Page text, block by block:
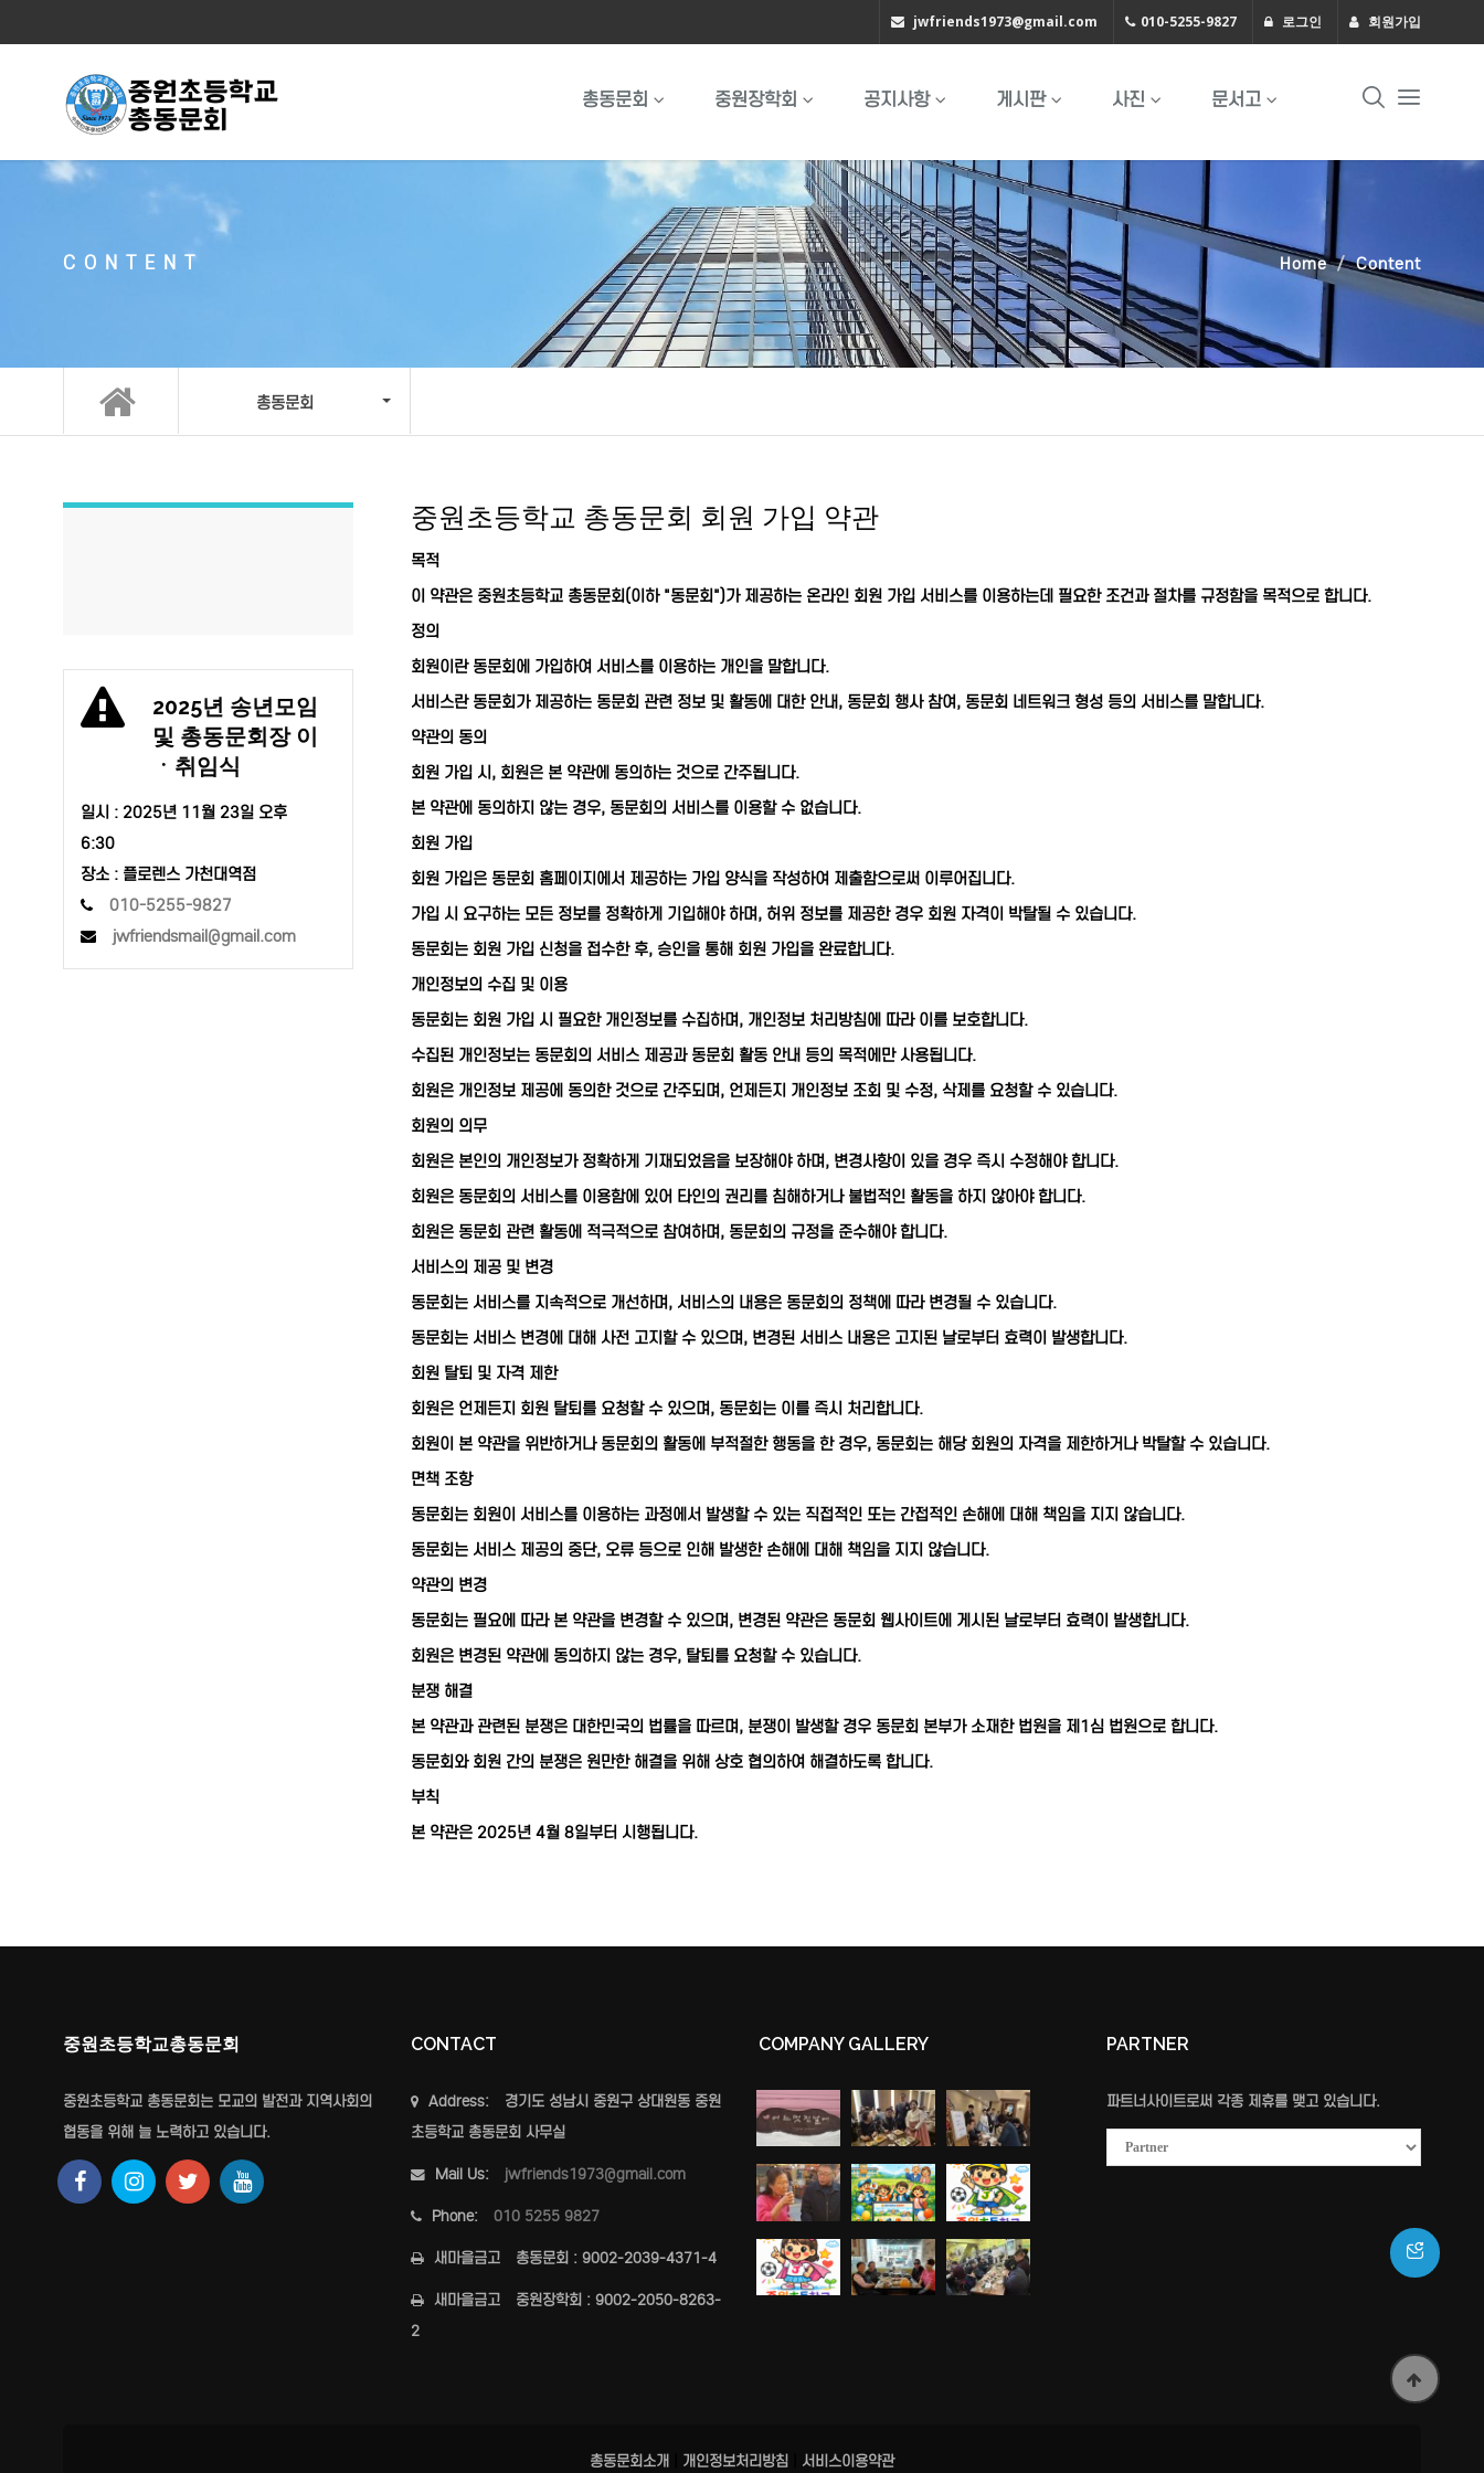
jwfriends1973@gmail.com 010-5255-9827 로그인 회원가입
총동문회 중원장학회 공지사항 게시판 사진 문서고
CONTENT Home Content
총동문회
2025년 송년모임
및 총동문회장 이
ㆍ취임식
일시 : 2025년 11월 23일 오후
6:30
장소 : 플로렌스 가천대역점
010-5255-9827
jwfriendsmail@gmail.com
중원초등학교 총동문회 회원 가입 약관
목적
이 약관은 중원초등학교 총동문회(이하 "동문회")가 제공하는 온라인 회원 가입 서비스를 이용하는데 필요한 조건과 절차를 규정함을 목적으로 합니다.
정의
회원이란 동문회에 가입하여 서비스를 이용하는 개인을 말합니다.
서비스란 동문회가 제공하는 동문회 관련 정보 및 활동에 대한 안내, 동문회 행사 참여, 동문회 네트워크 형성 등의 서비스를 말합니다.
약관의 동의
회원 가입 시, 회원은 본 약관에 동의하는 것으로 간주됩니다.
본 약관에 동의하지 않는 경우, 동문회의 서비스를 이용할 수 없습니다.
회원 가입
회원 가입은 동문회 홈페이지에서 제공하는 가입 양식을 작성하여 제출함으로써 이루어집니다.
가입 시 요구하는 모든 정보를 정확하게 기입해야 하며, 허위 정보를 제공한 경우 회원 자격이 박탈될 수 있습니다.
동문회는 회원 가입 신청을 접수한 후, 승인을 통해 회원 가입을 완료합니다.
개인정보의 수집 및 이용
동문회는 회원 가입 시 필요한 개인정보를 수집하며, 개인정보 처리방침에 따라 이를 보호합니다.
수집된 개인정보는 동문회의 서비스 제공과 동문회 활동 안내 등의 목적에만 사용됩니다.
회원은 개인정보 제공에 동의한 것으로 간주되며, 언제든지 개인정보 조회 및 수정, 삭제를 요청할 수 있습니다.
회원의 의무
회원은 본인의 개인정보가 정확하게 기재되었음을 보장해야 하며, 변경사항이 있을 경우 즉시 수정해야 합니다.
회원은 동문회의 서비스를 이용함에 있어 타인의 권리를 침해하거나 불법적인 활동을 하지 않아야 합니다.
회원은 동문회 관련 활동에 적극적으로 참여하며, 동문회의 규정을 준수해야 합니다.
서비스의 제공 및 변경
동문회는 서비스를 지속적으로 개선하며, 서비스의 내용은 동문회의 정책에 따라 변경될 수 있습니다.
동문회는 서비스 변경에 대해 사전 고지할 수 있으며, 변경된 서비스 내용은 고지된 날로부터 효력이 발생합니다.
회원 탈퇴 및 자격 제한
회원은 언제든지 회원 탈퇴를 요청할 수 있으며, 동문회는 이를 즉시 처리합니다.
회원이 본 약관을 위반하거나 동문회의 활동에 부적절한 행동을 한 경우, 동문회는 해당 회원의 자격을 제한하거나 박탈할 수 있습니다.
면책 조항
동문회는 회원이 서비스를 이용하는 과정에서 발생할 수 있는 직접적인 또는 간접적인 손해에 대해 책임을 지지 않습니다.
동문회는 서비스 제공의 중단, 오류 등으로 인해 발생한 손해에 대해 책임을 지지 않습니다.
약관의 변경
동문회는 필요에 따라 본 약관을 변경할 수 있으며, 변경된 약관은 동문회 웹사이트에 게시된 날로부터 효력이 발생합니다.
회원은 변경된 약관에 동의하지 않는 경우, 탈퇴를 요청할 수 있습니다.
분쟁 해결
본 약관과 관련된 분쟁은 대한민국의 법률을 따르며, 분쟁이 발생할 경우 동문회 본부가 소재한 법원을 제1심 법원으로 합니다.
동문회와 회원 간의 분쟁은 원만한 해결을 위해 상호 협의하여 해결하도록 합니다.
부칙
본 약관은 2025년 4월 8일부터 시행됩니다.
중원초등학교총동문회
중원초등학교 총동문회는 모교의 발전과 지역사회의
협동을 위해 늘 노력하고 있습니다.
CONTACT
Address:
경기도 성남시 중원구 상대원동 중원
초등학교 총동문회 사무실
Mail Us: jwfriends1973@gmail.com
Phone: 010 5255 9827
새마을금고 총동문회 : 9002-2039-4371-4
새마을금고
중원장학회 : 9002-2050-8263-
2
COMPANY GALLERY PARTNER
파트너사이트로써 각종 제휴를 맺고 있습니다.
총동문회소개 개인정보처리방침 서비스이용약관